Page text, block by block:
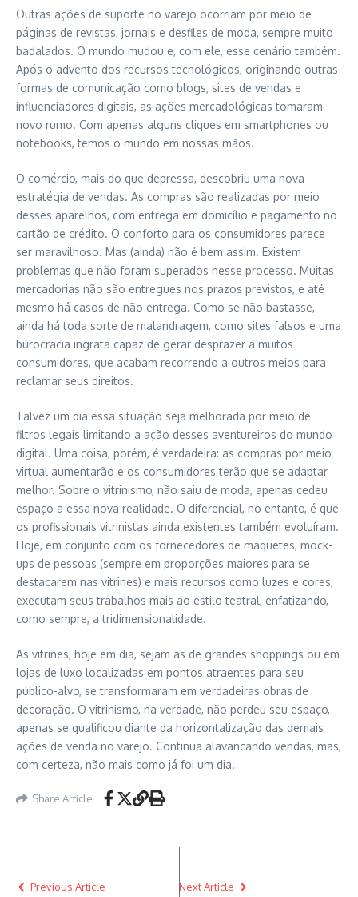
Outras ações de suporte no varejo ocorriam por meio de
páginas de revistas, jornais e desfiles de moda, sempre muito
badalados. O mundo mudou e, com ele, esse cenário também.
Após o advento dos recursos tecnológicos, originando outras
formas de comunicação como blogs, sites de vendas e
influenciadores digitais, as ações mercadológicas tomaram
novo rumo. Com apenas alguns cliques em smartphones ou
notebooks, temos o mundo em nossas mãos.
O comércio, mais do que depressa, descobriu uma nova
estratégia de vendas. As compras são realizadas por meio
desses aparelhos, com entrega em domicílio e pagamento no
cartão de crédito. O conforto para os consumidores parece
ser maravilhoso. Mas (ainda) não é bem assim. Existem
problemas que não foram superados nesse processo. Muitas
mercadorias não são entregues nos prazos previstos, e até
mesmo há casos de não entrega. Como se não bastasse,
ainda há toda sorte de malandragem, como sites falsos e uma
burocracia ingrata capaz de gerar desprazer a muitos
consumidores, que acabam recorrendo a outros meios para
reclamar seus direitos.
Talvez um dia essa situação seja melhorada por meio de
filtros legais limitando a ação desses aventureiros do mundo
digital. Uma coisa, porém, é verdadeira: as compras por meio
virtual aumentarão e os consumidores terão que se adaptar
melhor. Sobre o vitrinismo, não saiu de moda, apenas cedeu
espaço a essa nova realidade. O diferencial, no entanto, é que
os profissionais vitrinistas ainda existentes também evoluíram.
Hoje, em conjunto com os fornecedores de maquetes, mock-
ups de pessoas (sempre em proporções maiores para se
destacarem nas vitrines) e mais recursos como luzes e cores,
executam seus trabalhos mais ao estilo teatral, enfatizando,
como sempre, a tridimensionalidade.
As vitrines, hoje em dia, sejam as de grandes shoppings ou em
lojas de luxo localizadas em pontos atraentes para seu
público-alvo, se transformaram em verdadeiras obras de
decoração. O vitrinismo, na verdade, não perdeu seu espaço,
apenas se qualificou diante da horizontalização das demais
ações de venda no varejo. Continua alavancando vendas, mas,
com certeza, não mais como já foi um dia.
Share Article
Previous Article Next Article